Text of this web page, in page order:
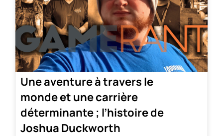
Une aventure à travers le
monde et une carrière
déterminante ; l’histoire de
Joshua Duckworth